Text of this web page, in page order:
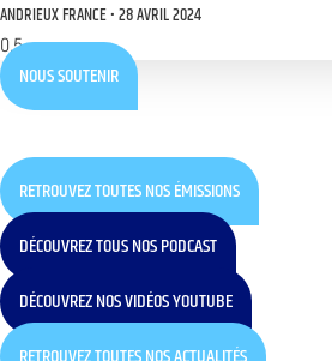
ANDRIEUX FRANCE 28 AVRIL 2024
NOUS SOUTENIR
RETROUVEZ TOUTES NOS ÉMISSIONS
DÉCOUVREZ TOUS NOS PODCAST
DÉCOUVREZ NOS VIDÉOS YOUTUBE